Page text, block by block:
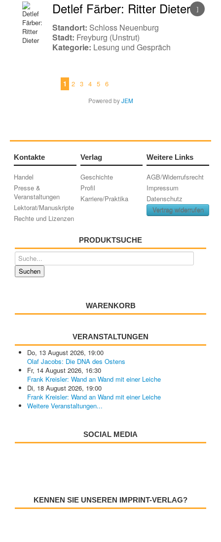
Detlef Färber: Ritter Dieter
Standort: Schloss Neuenburg
Stadt: Freyburg (Unstrut)
Kategorie: Lesung und Gespräch
1 2 3 4 5 6
Powered byJEM
Kontakte
Handel
Presse &
Veranstaltungen
Lektorat/Manuskripte
Rechte und Lizenzen
Verlag
Geschichte
Profil
Karriere/Praktika
Weitere Links
AGB/Widerrufsrecht
Impressum
Datenschutz
Vertrag widerrufen
PRODUKTSUCHE
WARENKORB
VERANSTALTUNGEN
Do, 13 August 2026, 19:00
Olaf Jacobs: Die DNA des Ostens
Fr, 14 August 2026, 16:30
Frank Kreisler: Wand an Wand mit einer Leiche
Di, 18 August 2026, 19:00
Frank Kreisler: Wand an Wand mit einer Leiche
Weitere Veranstaltungen...
SOCIAL MEDIA
KENNEN SIE UNSEREN IMPRINT-VERLAG?